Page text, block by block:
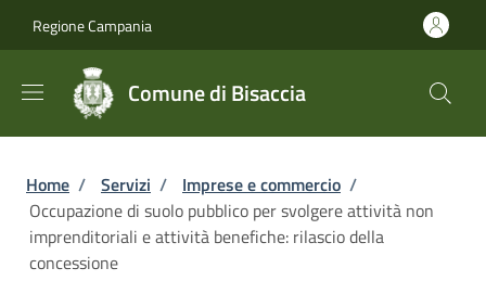
Regione Campania
Comune di Bisaccia
Briciole di pane
Home / Servizi / Imprese e commercio /
Occupazione di suolo pubblico per svolgere attività non
imprenditoriali e attività benefiche: rilascio della
concessione